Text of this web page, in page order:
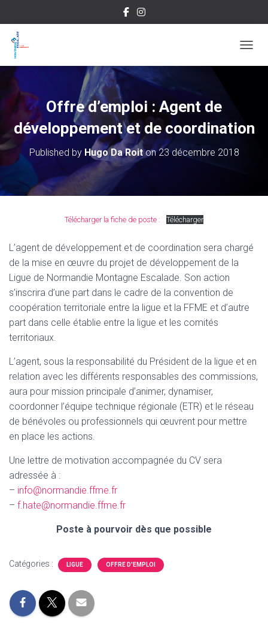
Offre d’emploi : Agent de
développement et de coordination
Published by Hugo Da Roiton23 décembre 2018
Télécharger la fiche de poste : Télécharger
L’agent de développement et de coordination sera chargé
de la mise en œuvre du projet de développement de la
Ligue de Normandie Montagne Escalade. Son action
s’inscrira d’une part dans le cadre de la convention de
coopération territoriale entre la ligue et la FFME et d’autre
part dans celle établie entre la ligue et les comités
territoriaux.
L’agent, sous la responsabilité du Président de la ligue et en
relation avec les différents responsables des commissions,
aura pour mission principale d’animer, dynamiser,
coordonner l’équipe technique régionale (ETR) et le réseau
de bénévoles ou professionnels qui œuvrent pour mettre
en place les actions.
Une lettre de motivation accompagnée du CV sera
adressée à :
– info@normandie.ffme.fr
– f.hate@normandie.ffme.fr
Poste à pourvoir dès que possible
Catégories : LIGUE OFFRE D'EMPLOI